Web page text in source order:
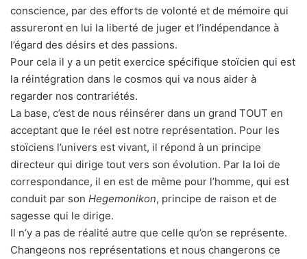
conscience, par des efforts de volonté et de mémoire qui
assureront en lui la liberté de juger et l’indépendance à
l’égard des désirs et des passions.
Pour cela il y a un petit exercice spécifique stoïcien qui est
la réintégration dans le cosmos qui va nous aider à
regarder nos contrariétés.
La base, c’est de nous réinsérer dans un grand TOUT en
acceptant que le réel est notre représentation. Pour les
stoïciens l’univers est vivant, il répond à un principe
directeur qui dirige tout vers son évolution. Par la loi de
correspondance, il en est de même pour l’homme, qui est
conduit par son Hegemonikon, principe de raison et de
sagesse qui le dirige.
Il n’y a pas de réalité autre que celle qu’on se représente.
Changeons nos représentations et nous changerons ce